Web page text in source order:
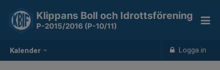
Kalender Logga in
Klippans Boll och Idrottsförening
P-2015/2016 (P-10/11)